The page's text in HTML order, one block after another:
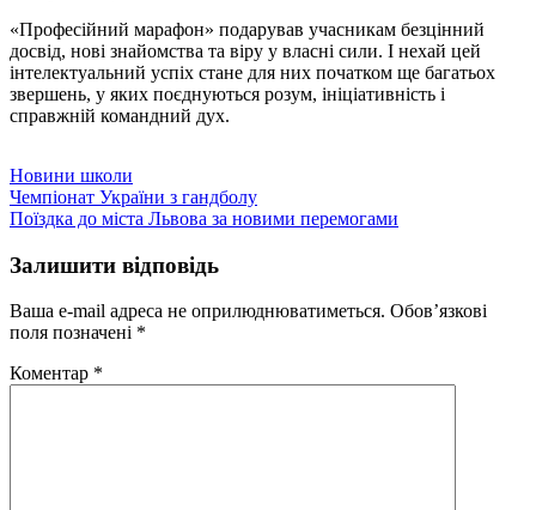
«Професійний марафон» подарував учасникам безцінний
досвід, нові знайомства та віру у власні сили. І нехай цей
інтелектуальний успіх стане для них початком ще багатьох
звершень, у яких поєднуються розум, ініціативність і
справжній командний дух.
Новини школи
Навігація
записів
Чемпіонат України з гандболу
Поїздка до міста Львова за новими перемогами
Залишити відповідь
Ваша e-mail адреса не оприлюднюватиметься. Обов’язкові
поля позначені *
Коментар *